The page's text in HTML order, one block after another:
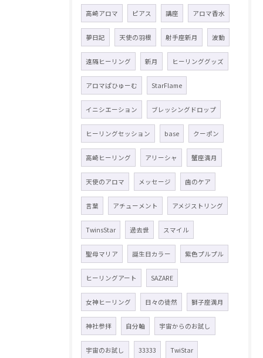
高崎アロマ ピアス 講座 アロマ香水
夢日記 天使の羽根 射手座新月 波動
遠隔ヒーリング 新月 ヒーリンググッズ
アロマぱひゅーむ StarFlame
イニシエーション ブレッシングドロップ
ヒーリングセッション base クーポン
高崎ヒーリング アリーシャ 蟹座満月
天使のアロマ メッセージ 歯のケア
言葉 アチューメント アメジストリング
TwinsStar 過去世 スマイル
聖母マリア 誕生日カラー 紫色プルプル
ヒーリングアート SAZARE
女神ヒーリング 日々の徒然 獅子座満月
神社参拝 自分軸 宇宙からのお試し
宇宙のお試し 33333 TwiStar